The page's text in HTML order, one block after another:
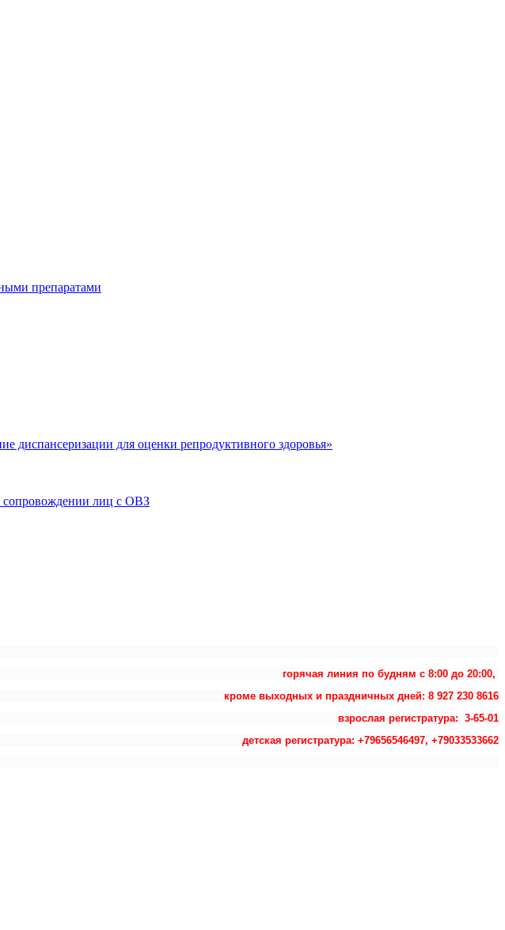
препаратами
диспансеризации для оценки репродуктивного здоровья»
сопровождении лиц с ОВЗ
горячая линия по будням с 8:00 до 20:00,
кроме выходных и праздничных дней: 8 927 230 8616
взрослая регистратура: 3-65-01
детская регистратура: +79656546497, +79033533662